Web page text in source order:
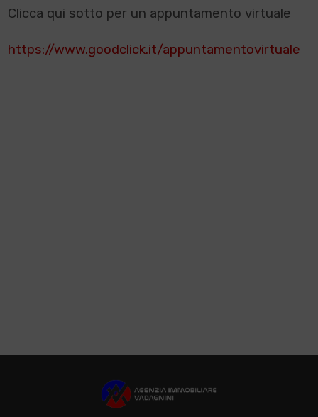
Clicca qui sotto per un appuntamento virtuale
https://www.goodclick.it/appuntamentovirtuale